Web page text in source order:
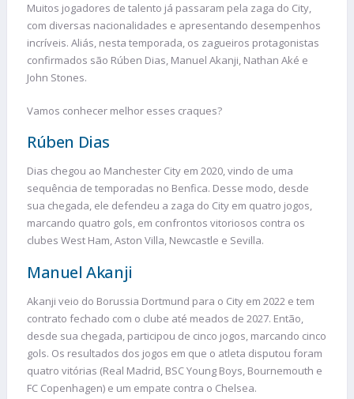
Muitos jogadores de talento já passaram pela zaga do City,
com diversas nacionalidades e apresentando desempenhos
incríveis. Aliás, nesta temporada, os zagueiros protagonistas
confirmados são Rúben Dias, Manuel Akanji, Nathan Aké e
John Stones.
Vamos conhecer melhor esses craques?
Rúben Dias
Dias chegou ao Manchester City em 2020, vindo de uma
sequência de temporadas no Benfica. Desse modo, desde
sua chegada, ele defendeu a zaga do City em quatro jogos,
marcando quatro gols, em confrontos vitoriosos contra os
clubes West Ham, Aston Villa, Newcastle e Sevilla.
Manuel Akanji
Akanji veio do Borussia Dortmund para o City em 2022 e tem
contrato fechado com o clube até meados de 2027. Então,
desde sua chegada, participou de cinco jogos, marcando cinco
gols. Os resultados dos jogos em que o atleta disputou foram
quatro vitórias (Real Madrid, BSC Young Boys, Bournemouth e
FC Copenhagen) e um empate contra o Chelsea.